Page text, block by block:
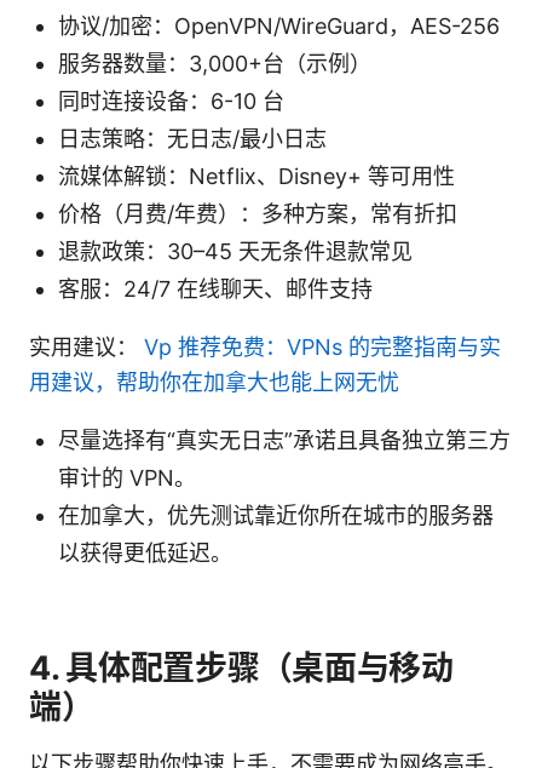
协议/加密：OpenVPN/WireGuard，AES-256
服务器数量：3,000+台（示例）
同时连接设备：6-10 台
日志策略：无日志/最小日志
流媒体解锁：Netflix、Disney+ 等可用性
价格（月费/年费）：多种方案，常有折扣
退款政策：30–45 天无条件退款常见
客服：24/7 在线聊天、邮件支持
实用建议： Vp 推荐免费：VPNs 的完整指南与实
用建议，帮助你在加拿大也能上网无忧
尽量选择有“真实无日志”承诺且具备独立第三方
审计的 VPN。
在加拿大，优先测试靠近你所在城市的服务器
以获得更低延迟。
4. 具体配置步骤（桌面与移动
端）